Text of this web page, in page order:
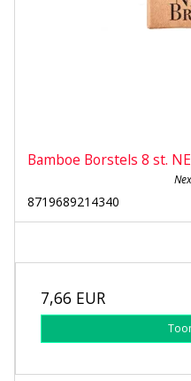
Bamboe Borstels 8 st.
8719689214340
7,66 EUR